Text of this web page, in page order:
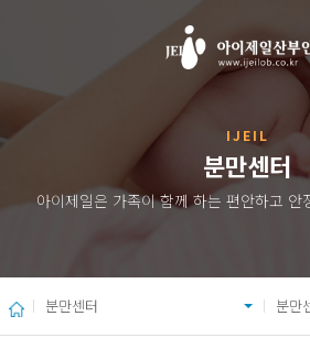
IJEIL
분만센터
아이제일은 가족이 함께 하는 편안하고 안
분만센터 분만